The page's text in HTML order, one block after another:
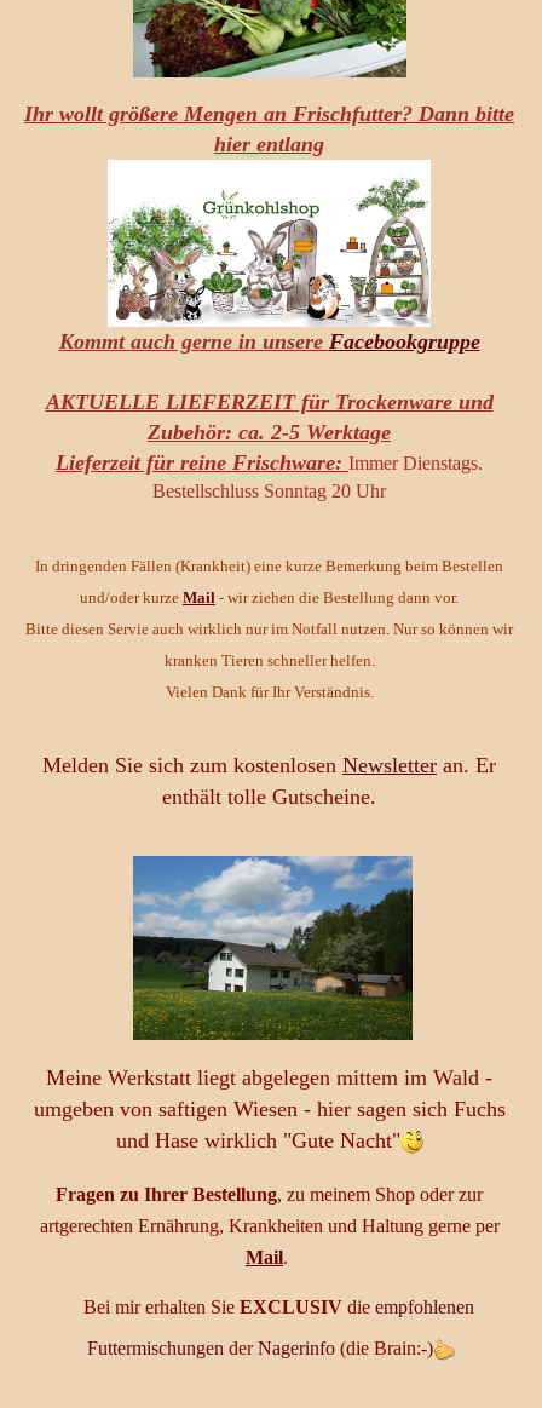
Ihr wollt größere Mengen an Frischfutter? Dann bitte
hier entlang
Kommt auch gerne in unsere Facebookgruppe
AKTUELLE LIEFERZEIT für Trockenware und
Zubehör: ca. 2-5 Werktage
Lieferzeit für reine Frischware: Immer Dienstags.
Bestellschluss Sonntag 20 Uhr
In dringenden Fällen (Krankheit) eine kurze Bemerkung beim Bestellen
und/oder kurze Mail - wir ziehen die Bestellung dann vor.
Bitte diesen Servie auch wirklich nur im Notfall nutzen. Nur so können wir
kranken Tieren schneller helfen.
Vielen Dank für Ihr Verständnis.
Melden Sie sich zum kostenlosen Newsletter an. Er
enthält tolle Gutscheine.
Meine Werkstatt liegt abgelegen mittem im Wald -
umgeben von saftigen Wiesen - hier sagen sich Fuchs
und Hase wirklich "Gute Nacht"
Fragen zu Ihrer Bestellung, zu meinem Shop oder zur
artgerechten Ernährung, Krankheiten und Haltung gerne per
Mail.
Bei mir erhalten Sie EXCLUSIVdie empfohlenen
Futtermischungen derNagerinfo(die Brain:-)